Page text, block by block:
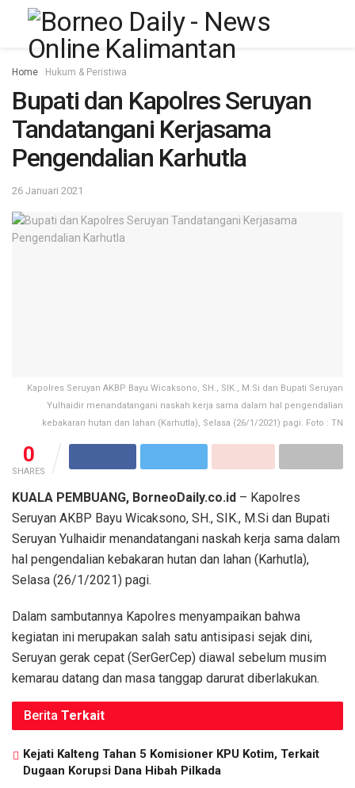
Home Hukum & Peristiwa
Bupati dan Kapolres Seruyan
Tandatangani Kerjasama
Pengendalian Karhutla
26 Januari 2021
Kapolres Seruyan AKBP Bayu Wicaksono, SH., SIK., M.Si dan Bupati Seruyan
Yulhaidir menandatangani naskah kerja sama dalam hal pengendalian
kebakaran hutan dan lahan (Karhutla), Selasa (26/1/2021) pagi. Foto : TN
0
SHARES
KUALA PEMBUANG, BorneoDaily.co.id – Kapolres
Seruyan AKBP Bayu Wicaksono, SH., SIK., M.Si dan Bupati
Seruyan Yulhaidir menandatangani naskah kerja sama dalam
hal pengendalian kebakaran hutan dan lahan (Karhutla),
Selasa (26/1/2021) pagi.
Dalam sambutannya Kapolres menyampaikan bahwa
kegiatan ini merupakan salah satu antisipasi sejak dini,
Seruyan gerak cepat (SerGerCep) diawal sebelum musim
kemarau datang dan masa tanggap darurat diberlakukan.
Berita Terkait
Kejati Kalteng Tahan 5 Komisioner KPU Kotim, Terkait
Dugaan Korupsi Dana Hibah Pilkada